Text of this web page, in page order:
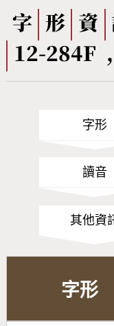
筆順序查詢
CNS查詢
字形下載
熱門查詢統
字 形 資
12-284F
字形
讀音
其他資
字形